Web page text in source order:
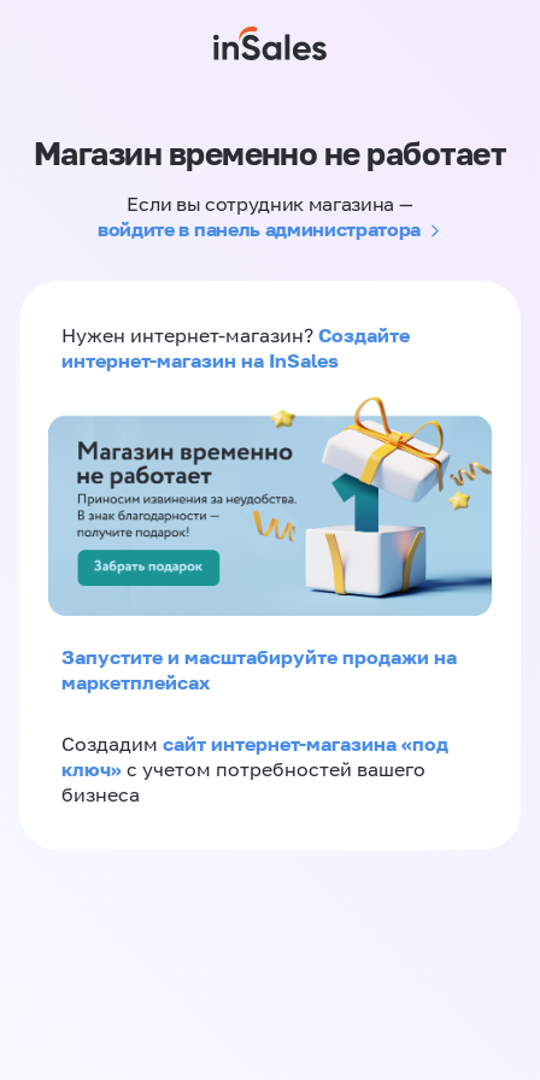
Магазин временно не работает
Если вы сотрудник магазина —
войдите в панель администратора
Нужен интернет-магазин? Создайте
интернет-магазин на InSales
Запустите и масштабируйте продажи на
маркетплейсах
Создадим сайт интернет-магазина «под
ключ» с учетом потребностей вашего
бизнеса